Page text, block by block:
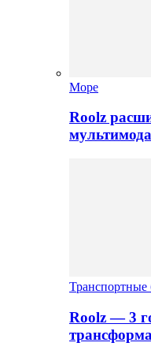
Море
Roolz
Roolz — 3